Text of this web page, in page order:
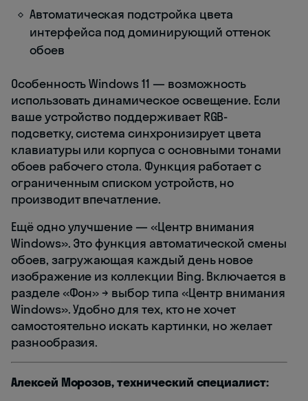
Автоматическая подстройка цвета
интерфейса под доминирующий оттенок
обоев
Особенность Windows 11 — возможность
использовать динамическое освещение. Если
ваше устройство поддерживает RGB-
подсветку, система синхронизирует цвета
клавиатуры или корпуса с основными тонами
обоев рабочего стола. Функция работает с
ограниченным списком устройств, но
производит впечатление.
Ещё одно улучшение — «Центр внимания
Windows». Это функция автоматической смены
обоев, загружающая каждый день новое
изображение из коллекции Bing. Включается в
разделе «Фон» → выбор типа «Центр внимания
Windows». Удобно для тех, кто не хочет
самостоятельно искать картинки, но желает
разнообразия.
Алексей Морозов, технический специалист: